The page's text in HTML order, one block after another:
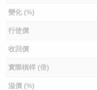
變化 (%)
行使價
收回價
實際槓桿 (倍)
溢價 (%)